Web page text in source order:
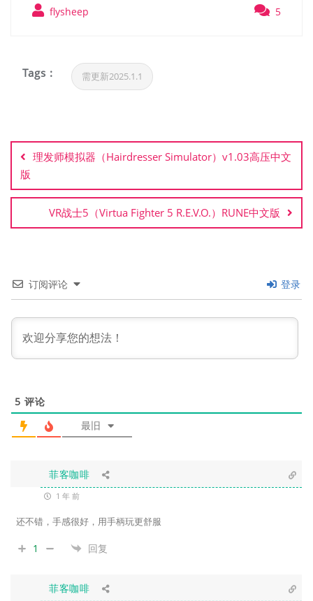
flysheep 5
Tags : 需更新2025.1.1
章
导
航
理发师模拟器（Hairdresser Simulator）v1.03高压中文
版
VR战士5（Virtua Fighter 5 R.E.V.O.）RUNE中文版
订阅评论 登录
5 评论
最旧
菲客咖啡
1 年 前
还不错，手感很好，用手柄玩更舒服
1 回复
菲客咖啡